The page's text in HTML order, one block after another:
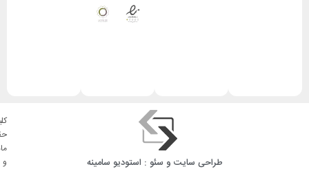
طراحی سایت و سئو : استودیو سامینه
و